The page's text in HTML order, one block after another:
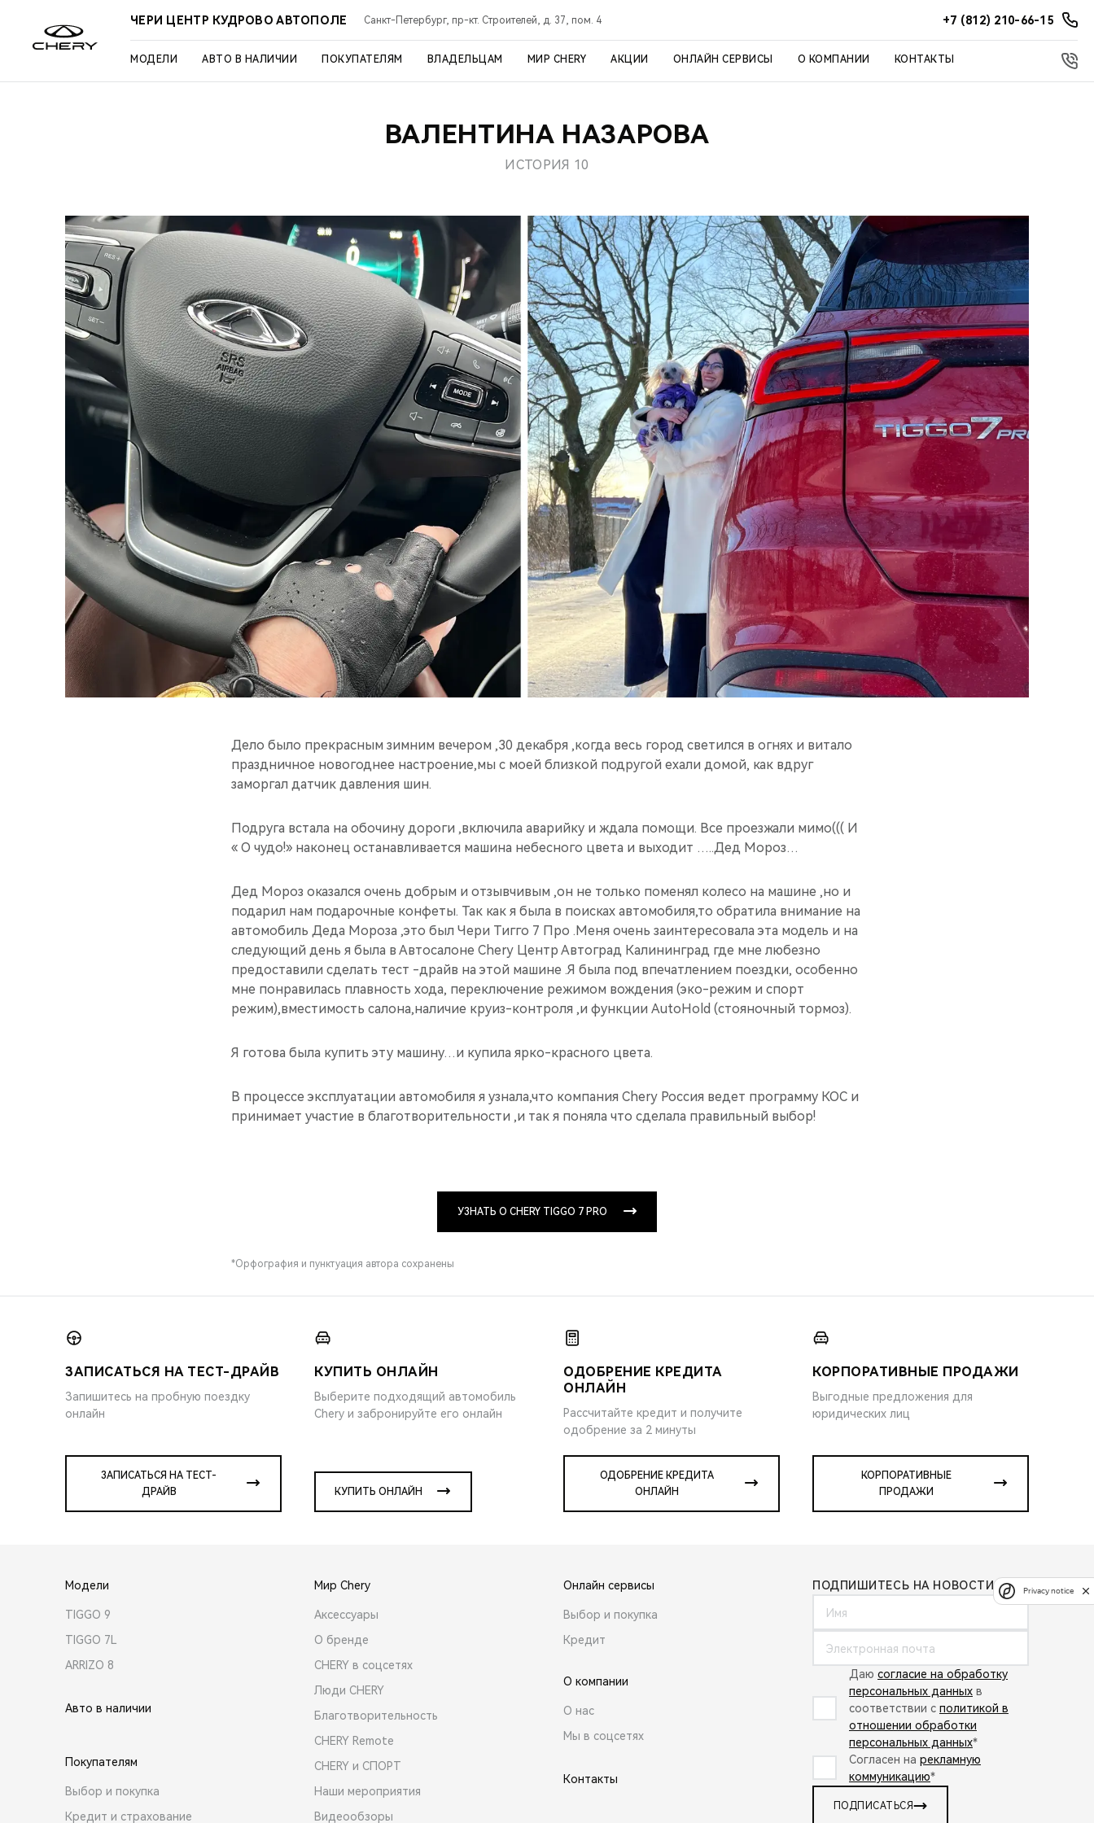
ЧЕРИ ЦЕНТР КУДРОВО АВТОПОЛЕ Санкт-Петербург, пр-кт. Строителей, д. 37, пом. 4 +7 (812) 210-66-15
МОДЕЛИ АВТО В НАЛИЧИИ ПОКУПАТЕЛЯМ ВЛАДЕЛЬЦАМ МИР CHERY АКЦИИ ОНЛАЙН СЕРВИСЫ О КОМПАНИИ КОНТАКТЫ
ВАЛЕНТИНА НАЗАРОВА
ИСТОРИЯ 10
Дело было прекрасным зимним вечером ,30 декабря ,когда весь город светился в огнях и витало
праздничное новогоднее настроение,мы с моей близкой подругой ехали домой, как вдруг
заморгал датчик давления шин.
Подруга встала на обочину дороги ,включила аварийку и ждала помощи. Все проезжали мимо((( И
« О чудо!» наконец останавливается машина небесного цвета и выходит …..Дед Мороз…
Дед Мороз оказался очень добрым и отзывчивым ,он не только поменял колесо на машине ,но и
подарил нам подарочные конфеты. Так как я была в поисках автомобиля,то обратила внимание на
автомобиль Деда Мороза ,это был Чери Тигго 7 Про .Меня очень заинтересовала эта модель и на
следующий день я была в Автосалоне Chery Центр Автоград Калининград где мне любезно
предоставили сделать тест -драйв на этой машине .Я была под впечатлением поездки, особенно
мне понравилась плавность хода, переключение режимом вождения (эко-режим и спорт
режим),вместимость салона,наличие круиз-контроля ,и функции AutoHold (стояночный тормоз).
Я готова была купить эту машину…и купила ярко-красного цвета.
В процессе эксплуатации автомобиля я узнала,что компания Chery Россия ведет программу КОС и
принимает участие в благотворительности ,и так я поняла что сделала правильный выбор!
УЗНАТЬ О CHERY TIGGO 7 PRO
*Орфография и пунктуация автора сохранены
ЗАПИСАТЬСЯ НА ТЕСТ-ДРАЙВ
Запишитесь на пробную поездку
онлайн
ЗАПИСАТЬСЯ НА ТЕСТ-
ДРАЙВ
КУПИТЬ ОНЛАЙН
Выберите подходящий автомобиль
Chery и забронируйте его онлайн
КУПИТЬ ОНЛАЙН
ОДОБРЕНИЕ КРЕДИТА
ОНЛАЙН
Рассчитайте кредит и получите
одобрение за 2 минуты
ОДОБРЕНИЕ КРЕДИТА
ОНЛАЙН
КОРПОРАТИВНЫЕ ПРОДАЖИ
Выгодные предложения для
юридических лиц
КОРПОРАТИВНЫЕ
ПРОДАЖИ
Модели
TIGGO 9
TIGGO 7L
ARRIZO 8
Авто в наличии
Покупателям
Выбор и покупка
Кредит и страхование
Мир Chery
Аксессуары
О бренде
CHERY в соцсетях
Люди CHERY
Благотворительность
CHERY Remote
CHERY и СПОРТ
Наши мероприятия
Видеообзоры
Онлайн сервисы
Выбор и покупка
Кредит
О компании
О нас
Мы в соцсетях
Контакты
ПОДПИШИТЕСЬ НА НОВОСТИ:
Даю согласие на обработку
персональных данных в
соответствии с политикой в
отношении обработки
персональных данных*
Согласен на рекламную
коммуникацию*
ПОДПИСАТЬСЯ
Privacy notice